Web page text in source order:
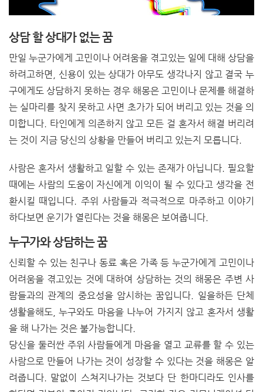
상담 할 상대가 없는 꿈
만일 누군가에게 고민이나 어려움을 겪고있는 일에 대해 상담을
하려고하면, 신용이 있는 상대가 아무도 생각나지 않고 결국 누
구에게도 상담하지 못하는 경우 해몽은 고민이나 문제를 해결하
는 실마리를 찾지 못하고 사면 초가가 되어 버리고 있는 것을 의
미합니다. 타인에게 의존하지 않고 모든 걸 혼자서 해결 버리려
는 것이 지금 당신의 상황을 만들어 버리고 있는지 모릅니다.
사람은 혼자서 생활하고 일할 수 있는 존재가 아닙니다. 필요할
때에는 사람의 도움이 자신에게 이익이 될 수 있다고 생각을 전
환시킬 때입니다. 주위 사람들과 적극적으로 마주하고 이야기
하다보면 운기가 열린다는 것을 해몽은 보여줍니다.
누구가와 상담하는 꿈
신뢰할 수 있는 친구나 동료 혹은 가족 등 누군가에게 고민이나
어려움을 겪고있는 것에 대하여 상담하는 것의 해몽은 주변 사
람들과의 관계의 중요성을 암시하는 꿈입니다. 일을하든 단체
생활을해도, 누구와도 마음을 나누어 가지지 않고 혼자서 생활
을 해 나가는 것은 불가능합니다.
당신을 둘러싼 주위 사람들에게 마음을 열고 교류를 할 수 있는
사람으로 만들어 나가는 것이 성장할 수 있다는 것을 해몽은 알
려줍니다. 말없이 스쳐지나가는 것보다 단 한마디라도 인사를